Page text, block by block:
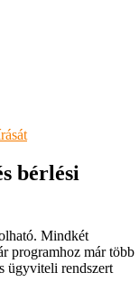
bérlési
Mindkét
programhoz már több
ügyviteli rendszert